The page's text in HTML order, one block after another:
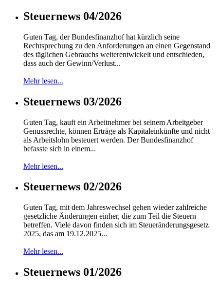
Steuernews 04/2026
Guten Tag, der Bundesfinanzhof hat kürzlich seine
Rechtsprechung zu den Anforderungen an einen Gegenstand
des täglichen Gebrauchs weiterentwickelt und entschieden,
dass auch der Gewinn/Verlust...
Mehr lesen...
Steuernews 03/2026
Guten Tag, kauft ein Arbeitnehmer bei seinem Arbeitgeber
Genussrechte, können Erträge als Kapitaleinkünfte und nicht
als Arbeitslohn besteuert werden. Der Bundesfinanzhof
befasste sich in einem...
Mehr lesen...
Steuernews 02/2026
Guten Tag, mit dem Jahreswechsel gehen wieder zahlreiche
gesetzliche Änderungen einher, die zum Teil die Steuern
betreffen. Viele davon finden sich im Steueränderungsgesetz
2025, das am 19.12.2025...
Mehr lesen...
Steuernews 01/2026